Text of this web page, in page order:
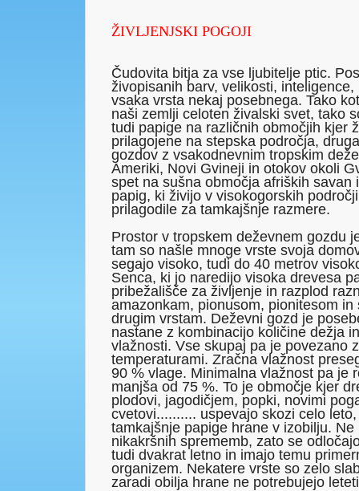
ŽIVLJENJSKI POGOJI
Čudovita bitja za vse ljubitelje ptic.
živopisanih barv, velikosti,
vsaka vrsta nekaj posebnega. Tako
naši zemlji celoten živalski svet, tako
tudi papige na različnih območjih kjer
prilagojene na stepska področja,
gozdov z vsakodnevnim tropskim
Ameriki, Novi Gvineji in otokov okoli
spet na sušna območja afriških savan
papig, ki živijo v visokogorskih
prilagodile za tamkajšnje razmere.
Prostor v tropskem deževnem gozdu
tam so našle mnoge vrste svoja
segajo visoko, tudi do 40 metrov
Senca, ki jo naredijo visoka drevesa
pribežališče za življenje in razplod
amazonkam, pionusom, pionitesom in
drugim vrstam. Deževni gozd je
nastane z kombinacijo količine dežja
vlažnosti. Vse skupaj pa je povezano
temperaturami. Zračna vlažnost
90 % vlage. Minimalna vlažnost pa je
manjša od 75 %. To je območje kjer
plodovi, jagodičjem, popki, novimi
cvetovi.......... uspevajo skozi celo
tamkajšnje papige hrane v izobilju. Ne
nikakršnih sprememb, zato se
tudi dvakrat letno in imajo temu
organizem. Nekatere vrste so zelo
zaradi obilja hrane ne potrebujejo